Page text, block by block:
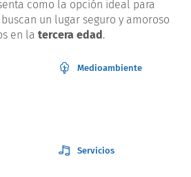
como la opción ideal para
un lugar seguro y amoroso
en la tercera edad.
Medioambiente
Servicios